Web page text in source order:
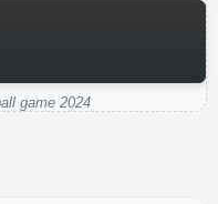
game 2024